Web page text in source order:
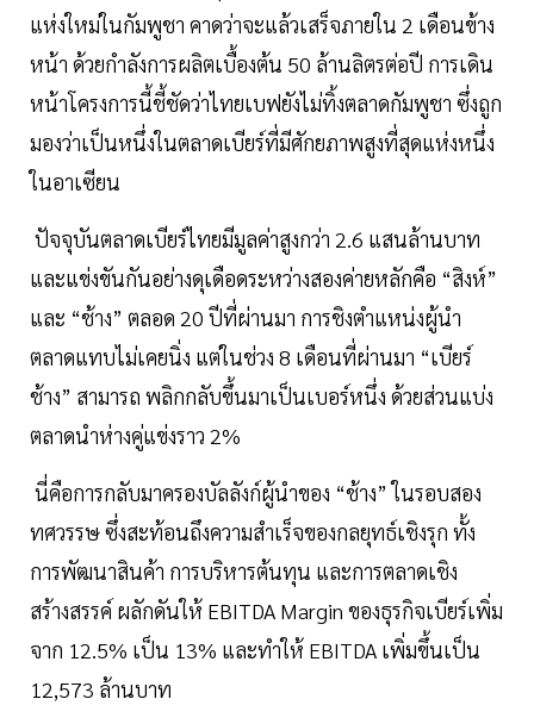
แห่งใหม่ในกัมพูชา คาดว่าจะแล้วเสร็จภายใน 2 เดือนข้าง
หน้า ด้วยกำลังการผลิตเบื้องต้น 50 ล้านลิตรต่อปี การเดิน
หน้าโครงการนี้ชี้ชัดว่าไทยเบฟยังไม่ทิ้งตลาดกัมพูชา ซึ่งถูก
มองว่าเป็นหนึ่งในตลาดเบียร์ที่มีศักยภาพสูงที่สุดแห่งหนึ่ง
ในอาเซียน
ปัจจุบันตลาดเบียร์ไทยมีมูลค่าสูงกว่า 2.6 แสนล้านบาท
และแข่งขันกันอย่างดุเดือดระหว่างสองค่ายหลักคือ “สิงห์”
และ “ช้าง” ตลอด 20 ปีที่ผ่านมา การชิงตำแหน่งผู้นำ
ตลาดแทบไม่เคยนิ่ง แต่ในช่วง 8 เดือนที่ผ่านมา “เบียร์
ช้าง” สามารถ พลิกกลับขึ้นมาเป็นเบอร์หนึ่ง ด้วยส่วนแบ่ง
ตลาดนำห่างคู่แข่งราว 2%
นี่คือการกลับมาครองบัลลังก์ผู้นำของ “ช้าง” ในรอบสอง
ทศวรรษ ซึ่งสะท้อนถึงความสำเร็จของกลยุทธ์เชิงรุก ทั้ง
การพัฒนาสินค้า การบริหารต้นทุน และการตลาดเชิง
สร้างสรรค์ ผลักดันให้ EBITDA Margin ของธุรกิจเบียร์เพิ่ม
จาก 12.5% เป็น 13% และทำให้ EBITDA เพิ่มขึ้นเป็น
12,573 ล้านบาท